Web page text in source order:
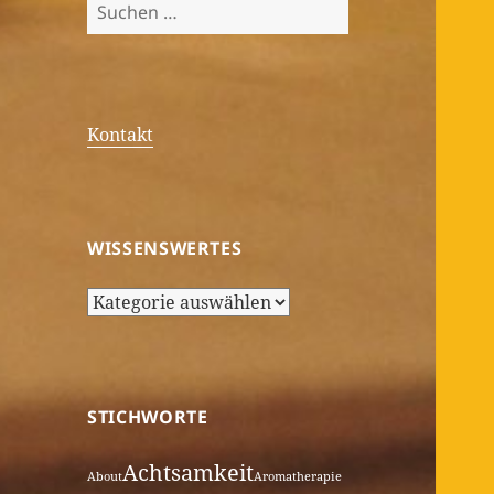
nach:
Kontakt
WISSENSWERTES
Wissenswertes
STICHWORTE
AboutAchtsamkeitAromatherapie